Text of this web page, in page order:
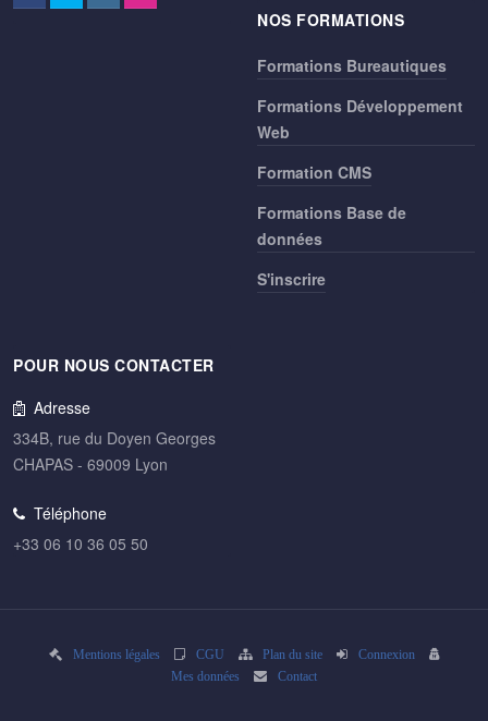
NOS FORMATIONS
Formations Bureautiques
Formations Développement
Web
Formation CMS
Formations Base de
données
S'inscrire
POUR NOUS CONTACTER
Adresse
334B, rue du Doyen Georges
CHAPAS - 69009 Lyon
Téléphone
+33 06 10 36 05 50
Mentions légales CGU Plan du site
Connexion
Mes données
Contact